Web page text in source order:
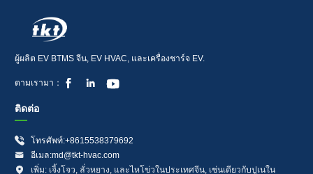
ผู้ผลิต EV BTMS จีน, EV HVAC, และเครื่องชาร์จ EV.
ตามเรามา：   
ติดต่อ

โทรศัพท์:+8615538379692

อีเมล:md@tkt-hvac.com

เพิ่ม: เจิ้งโจว, ลั่วหยาง, และไหโข่วในประเทศจีน, เช่นเดียวกับปูเนใน